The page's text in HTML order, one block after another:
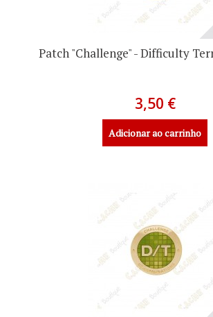
Patch "Challenge" - Difficulty
3,50 €
Adicionar ao carrinho